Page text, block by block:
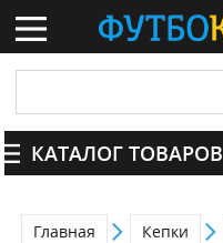
КАТАЛОГ ТОВАРОВ
Главная Кепки